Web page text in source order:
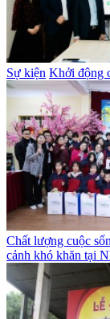
Sự kiện Khởi động
Chất lượng cuộc
cảnh khó khăn tại